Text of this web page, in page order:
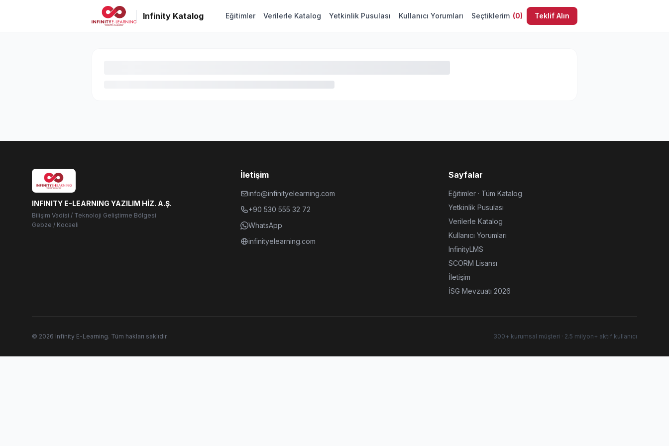
Infinity Katalog Eğitimler Verilerle Katalog Yetkinlik Pusulası Kullanıcı Yorumları Seçtiklerim (0) Teklif Alın
INFINITY E-LEARNING YAZILIM HİZ. A.Ş.
Bilişim Vadisi / Teknoloji Geliştirme Bölgesi
Gebze / Kocaeli
İletişim
info@infinityelearning.com
+90 530 555 32 72
WhatsApp
infinityelearning.com
Sayfalar
Eğitimler · Tüm Katalog
Yetkinlik Pusulası
Verilerle Katalog
Kullanıcı Yorumları
InfinityLMS
SCORM Lisansı
İletişim
İSG Mevzuatı 2026
© 2026 Infinity E-Learning. Tüm hakları saklıdır. 300+ kurumsal müşteri · 2.5 milyon+ aktif kullanıcı